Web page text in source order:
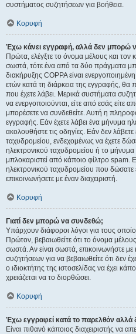
συστήματος συζητήσεων για βοήθεια.
Κορυφή
Έχω κάνει εγγραφή, αλλά δεν μπορώ
Πρώτα, ελέγξτε το όνομα μέλους και
σωστά, τότε ένα από τα δύο πράγματα
διακήρυξης COPPA είναι ενεργοποιημένη
ετών κατά τη διάρκεια της εγγραφής, θα
που έχετε λάβει. Μερικά συστήματα
να ενεργοποιούνται, είτε από εσάς είτε
μπορέσετε να συνδεθείτε. Αυτή η
εγγραφής. Εάν έχετε λάβει ένα μήνυμα
ακολουθήστε τις οδηγίες. Εάν δεν
ταχυδρομείου, ενδεχομένως να έχετε
ηλεκτρονικού ταχυδρομείου ή το μήνυμα
μπλοκαριστεί από κάποιο φίλτρο spam.
ηλεκτρονικού ταχυδρομείου που
επικοινωνήσετε με έναν διαχειριστή.
Κορυφή
Γιατί δεν μπορώ να συνδεθώ;
Υπάρχουν διάφοροι λόγοι για τους
Πρώτον, βεβαιωθείτε ότι το όνομα
σωστά. Αν είναι σωστά, επικοινωνήστε
συζητήσεων για να βεβαιωθείτε ότι δεν
ο ιδιοκτήτης της ιστοσελίδας να έχει
χρειάζεται να το διορθώσει.
Κορυφή
Έχω εγγραφεί κατά το παρελθόν
Είναι πιθανό κάποιος διαχειριστής να